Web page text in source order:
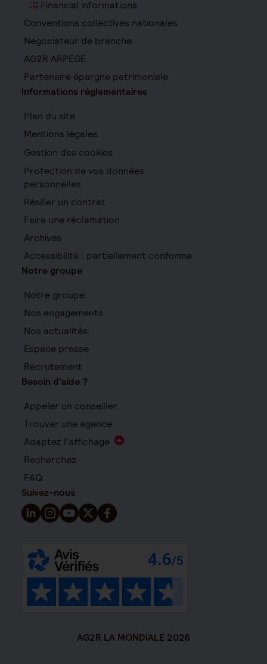
Financial informations
Conventions collectives nationales
Négociateur de branche
AG2R ARPEGE
Partenaire épargne patrimoniale
Informations réglementaires
Plan du site
Mentions légales
Gestion des cookies
Protection de vos données
personnelles
Résilier un contrat
Faire une réclamation
Archives
Accessibilité : partiellement conforme
Notre groupe
Notre groupe
Nos engagements
Nos actualités
Espace presse
Recrutement
Besoin d'aide ?
Appeler un conseiller
Trouver une agence
Adaptez l'affichage
Recherchez
FAQ
Suivez-nous
Suivez-nous sur LinkedIn - Nouvelle fenêtre
Suivez-nous sur Instagram - Nouvelle fenêtre
Suivez-nous sur YouTube - Nouvelle fenêtre
Suivez-nous sur X - Nouvelle fenêtre
Suivez-nous sur Facebook - Nouvelle
AG2R LA MONDIALE 2026